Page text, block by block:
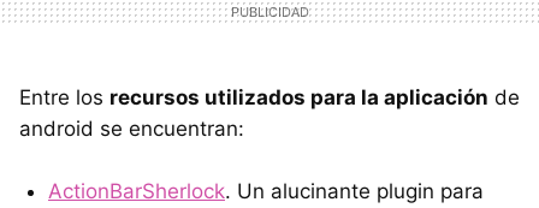
Entre los recursos utilizados para la aplicación de
android se encuentran:
ActionBarSherlock. Un alucinante plugin para